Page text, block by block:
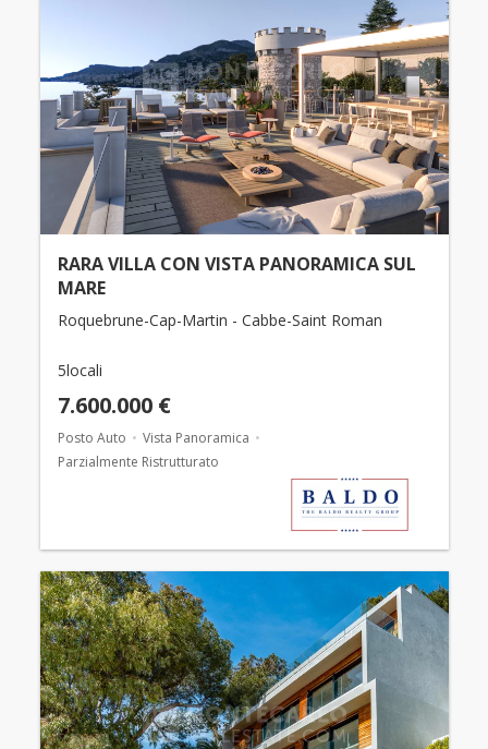
RARA VILLA CON VISTA PANORAMICA SUL
MARE
Roquebrune-Cap-Martin - Cabbe-Saint Roman
5locali
7.600.000 €
Posto Auto
Vista Panoramica
Parzialmente Ristrutturato